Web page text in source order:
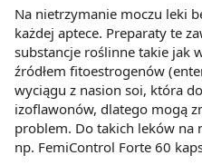
Na nietrzymanie moczu leki
każdej aptece. Preparaty te
substancje roślinne takie jak
źródłem fitoestrogenów
wyciągu z nasion soi, która
izoflawonów, dlatego mogą
problem. Do takich leków na
np. FemiControl Forte 60